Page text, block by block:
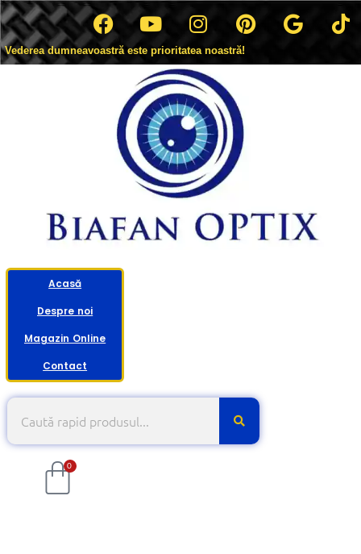
Vederea dumneavoastră este prioritatea noastră!
Acasă
Despre noi
Magazin Online
Contact
0